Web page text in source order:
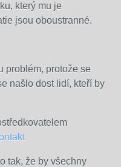
který mu je
jsou oboustranné.
problém, protože se
našlo dost lidí, kteří by
tak, že by všechny